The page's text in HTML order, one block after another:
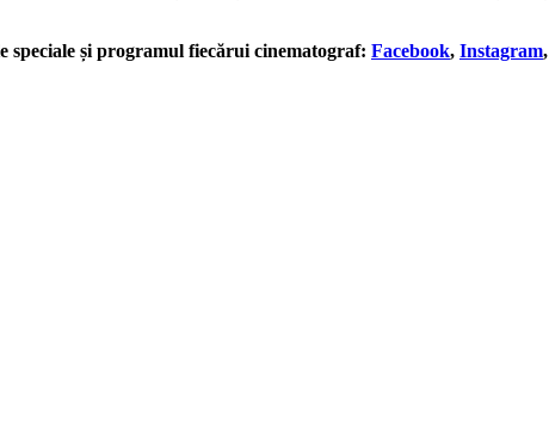
și programul fiecărui cinematograf: Facebook, Instagram,